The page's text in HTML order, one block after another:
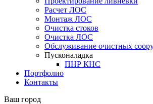
Расчет ЛОС
Монтаж ЛОС
Очистка стоков
Очистка ЛОС
Обслуживание очистных
Пусконаладка
ПНР КНС
Портфолио
Контакты
Ваш город